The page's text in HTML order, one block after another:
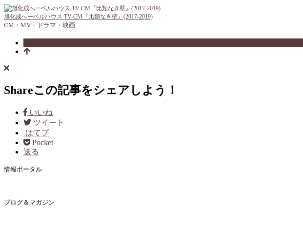
旭化成へーベルハウス TV-CM『比類なき壁』(2017-2019)
CM・MV・ドラマ・映画
Shareこの記事をシェアしよう！
いいね
ツイート
はてブ
Pocket
送る
情報ポータル
ブログ＆マガジン